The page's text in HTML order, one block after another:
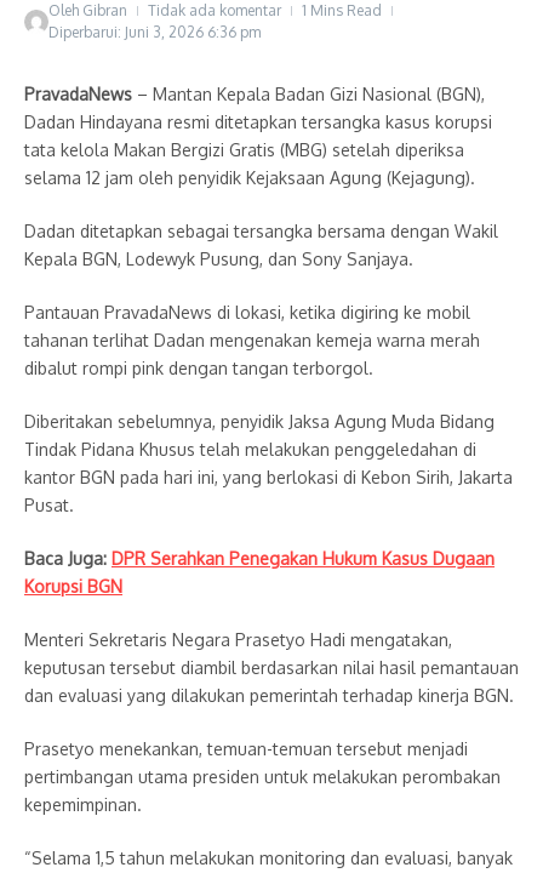
Oleh Gibran Tidak ada komentar
1 Mins Read
Diperbarui: Juni 3, 2026 6:36 pm
PravadaNews – Mantan Kepala Badan Gizi Nasional (BGN),
Dadan Hindayana resmi ditetapkan tersangka kasus korupsi
tata kelola Makan Bergizi Gratis (MBG) setelah diperiksa
selama 12 jam oleh penyidik Kejaksaan Agung (Kejagung).
Dadan ditetapkan sebagai tersangka bersama dengan Wakil
Kepala BGN, Lodewyk Pusung, dan Sony Sanjaya.
Pantauan PravadaNews di lokasi, ketika digiring ke mobil
tahanan terlihat Dadan mengenakan kemeja warna merah
dibalut rompi pink dengan tangan terborgol.
Diberitakan sebelumnya, penyidik Jaksa Agung Muda Bidang
Tindak Pidana Khusus telah melakukan penggeledahan di
kantor BGN pada hari ini, yang berlokasi di Kebon Sirih, Jakarta
Pusat.
Baca Juga: DPR Serahkan Penegakan Hukum Kasus Dugaan
Korupsi BGN
Menteri Sekretaris Negara Prasetyo Hadi mengatakan,
keputusan tersebut diambil berdasarkan nilai hasil pemantauan
dan evaluasi yang dilakukan pemerintah terhadap kinerja BGN.
Prasetyo menekankan, temuan-temuan tersebut menjadi
pertimbangan utama presiden untuk melakukan perombakan
kepemimpinan.
“Selama 1,5 tahun melakukan monitoring dan evaluasi, banyak